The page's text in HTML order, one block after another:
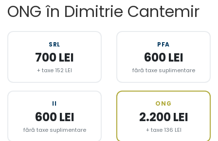
ONG în Dimitrie Cantemir
SRL
700 LEI
+ taxe 152 LEI
PFA
600 LEI
fără taxe suplimentare
II
600 LEI
fără taxe suplimentare
ONG
2.200 LEI
+ taxe 136 LEI